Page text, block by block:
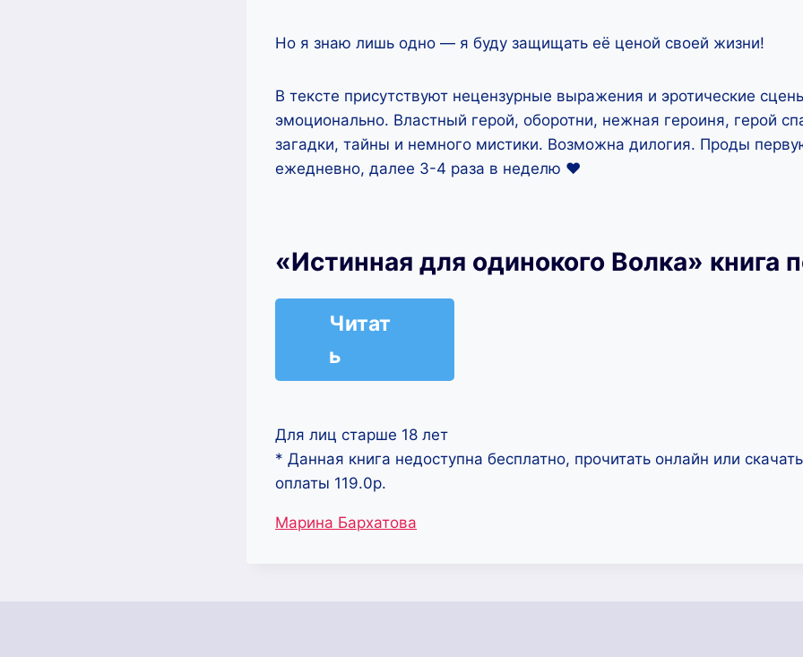
Но я знаю лишь одно — я буду защищать её ценой своей жизни!
В тексте присутствуют нецензурные выражения и эротические
эмоционально. Властный герой, оборотни, нежная героиня, герой
загадки, тайны и немного мистики. Возможна дилогия. Проды
ежедневно, далее 3-4 раза в неделю ‍❤
«Истинная для одинокого Волка» книга
Читат
ь
Для лиц старше 18 лет
* Данная книга недоступна бесплатно, прочитать онлайн или
оплаты 119.0р.
Метки
Марина Бархатова